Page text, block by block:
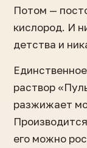
Потом —
кислород. И
детства и
раствор
разжижает
его можно